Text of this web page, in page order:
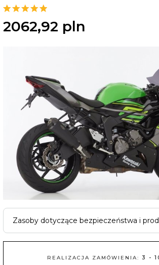
2062,92 pln
Zasoby dotyczące bezpieczeństwa i
REALIZACJA ZAMÓWIENIA: 3 -